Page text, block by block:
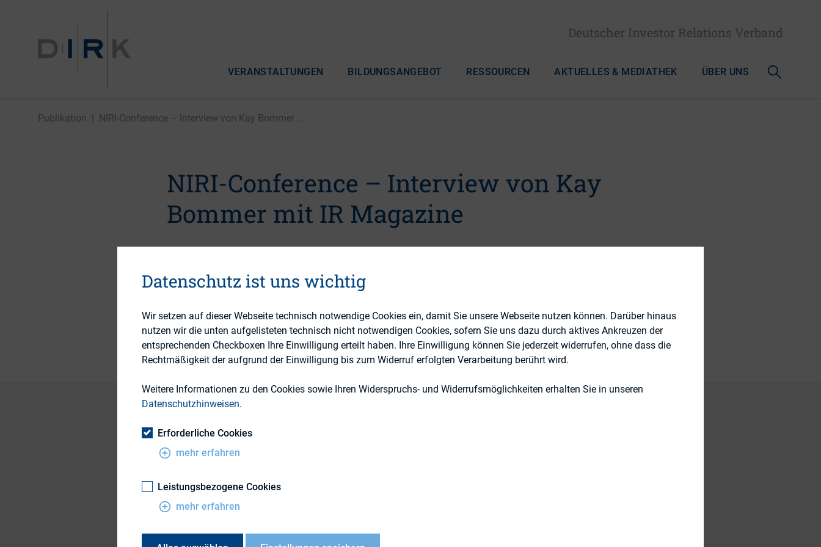
Deutscher Investor Relations Verband
VERANSTALTUNGEN BILDUNGSANGEBOT RESSOURCEN AKTUELLES & MEDIATHEK ÜBER UNS
Publikation NIRI-Conference – Interview von Kay Bommer ...
NIRI-Conference – Interview von Kay
Bommer mit IR Magazine
Publikationsform Externe Publikationen
Datenschutz ist uns wichtig
Wir setzen auf dieser Webseite technisch notwendige Cookies ein, damit Sie unsere Webseite nutzen können. Darüber hinaus
nutzen wir die unten aufgelisteten technisch nicht notwendigen Cookies, sofern Sie uns dazu durch aktives Ankreuzen der
entsprechenden Checkboxen Ihre Einwilligung erteilt haben. Ihre Einwilligung können Sie jederzeit widerrufen, ohne dass die
Rechtmäßigkeit der aufgrund der Einwilligung bis zum Widerruf erfolgten Verarbeitung berührt wird.
Weitere Informationen zu den Cookies sowie Ihren Widerspruchs- und Widerrufsmöglichkeiten erhalten Sie in unseren
Datenschutzhinweisen.
Erforderliche Cookies
mehr erfahren
Leistungsbezogene Cookies
mehr erfahren